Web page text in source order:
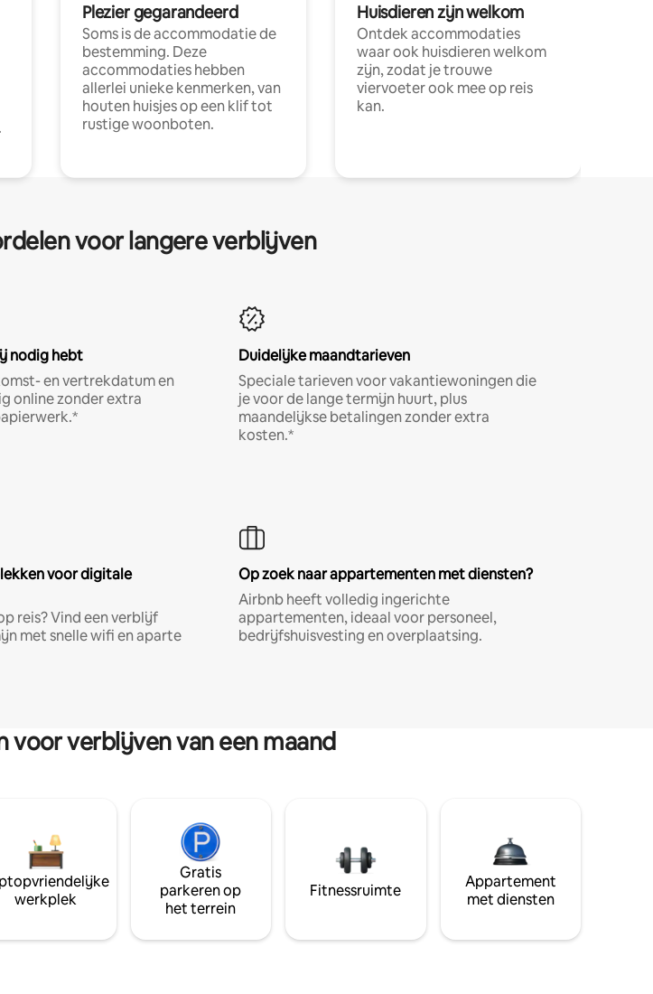
Plezier gegarandeerd
Soms is de accommodatie de
bestemming. Deze
accommodaties hebben
allerlei unieke kenmerken, van
houten huisjes op een klif tot
rustige woonboten.
Huisdieren zijn welkom
Ontdek accommodaties
waar ook huisdieren welkom
zijn, zodat je trouwe
viervoeter ook mee op reis
kan.
voor langere verblijven
nodig hebt
en vertrekdatum en
online zonder extra
Duidelijke maandtarieven
Speciale tarieven voor vakantiewoningen die
je voor de lange termijn huurt, plus
maandelijkse betalingen zonder extra
kosten.*
voor digitale
reis? Vind een verblijf
met snelle wifi en aparte
Op zoek naar appartementen met diensten?
Airbnb heeft volledig ingerichte
appartementen, ideaal voor personeel,
bedrijfshuisvesting en overplaatsing.
voor verblijven van een maand
werkplek
Gratis
parkeren op
het terrein
Fitnessruimte
Appartement
met diensten